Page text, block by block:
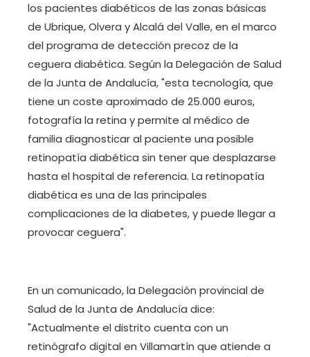
los pacientes diabéticos de las zonas básicas
de Ubrique, Olvera y Alcalá del Valle, en el marco
del programa de detección precoz de la
ceguera diabética. Según la Delegación de Salud
de la Junta de Andalucía, "esta tecnología, que
tiene un coste aproximado de 25.000 euros,
fotografía la retina y permite al médico de
familia diagnosticar al paciente una posible
retinopatía diabética sin tener que desplazarse
hasta el hospital de referencia. La retinopatía
diabética es una de las principales
complicaciones de la diabetes, y puede llegar a
provocar ceguera".
En un comunicado, la Delegación provincial de
Salud de la Junta de Andalucía dice:
"Actualmente el distrito cuenta con un
retinógrafo digital en Villamartín que atiende a